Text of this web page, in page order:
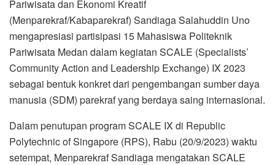
Pariwisata dan Ekonomi Kreatif
(Menparekraf/Kabaparekraf) Sandiaga Salahuddin Uno
mengapresiasi partisipasi 15 Mahasiswa Politeknik
Pariwisata Medan dalam kegiatan SCALE (Specialists’
Community Action and Leadership Exchange) IX 2023
sebagai bentuk konkret dari pengembangan sumber daya
manusia (SDM) parekraf yang berdaya saing internasional.
Dalam penutupan program SCALE IX di Republic
Polytechnic of Singapore (RPS), Rabu (20/9/2023) waktu
setempat, Menparekraf Sandiaga mengatakan SCALE